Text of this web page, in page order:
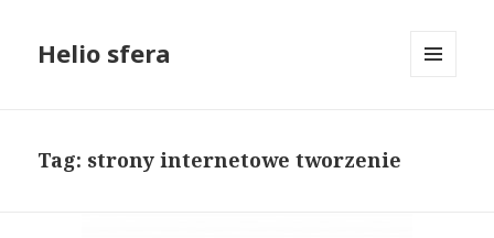
Helio sfera
Tag: strony internetowe tworzenie